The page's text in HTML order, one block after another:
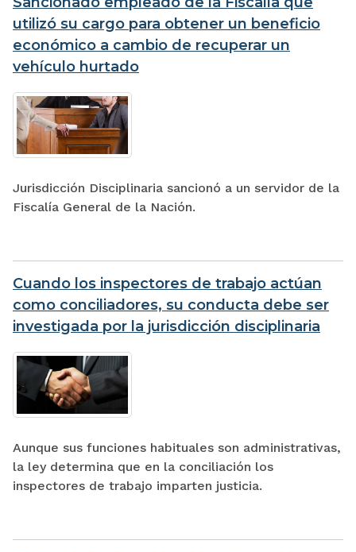
utilizó su cargo para obtener un beneficio
económico a cambio de recuperar un
vehículo hurtado
Jurisdicción Disciplinaria sancionó a un servidor de la
Fiscalía General de la Nación.
Cuando los inspectores de trabajo actúan
como conciliadores, su conducta debe ser
investigada por la jurisdicción disciplinaria
Aunque sus funciones habituales son administrativas,
la ley determina que en la conciliación los
inspectores de trabajo imparten justicia.